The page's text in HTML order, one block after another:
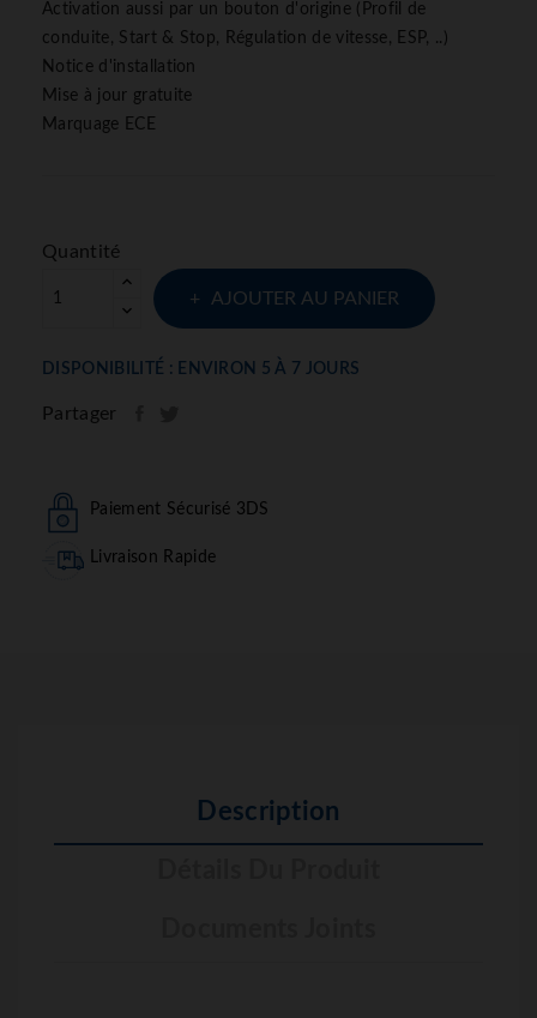
Activation aussi par un bouton d'origine (Profil de
conduite, Start & Stop, Régulation de vitesse, ESP, ..)
Notice d'installation
Mise à jour gratuite
Marquage ECE
Quantité
AJOUTER AU PANIER
DISPONIBILITÉ : ENVIRON 5 À 7 JOURS
Partager
Paiement Sécurisé 3DS
Livraison Rapide
Description